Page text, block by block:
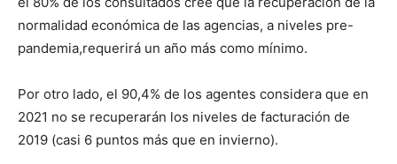
normalidad económica de las agencias, a niveles pre-
pandemia,requerirá un año más como mínimo.
Por otro lado, el 90,4% de los agentes considera que en
2021 no se recuperarán los niveles de facturación de
2019 (casi 6 puntos más que en invierno).